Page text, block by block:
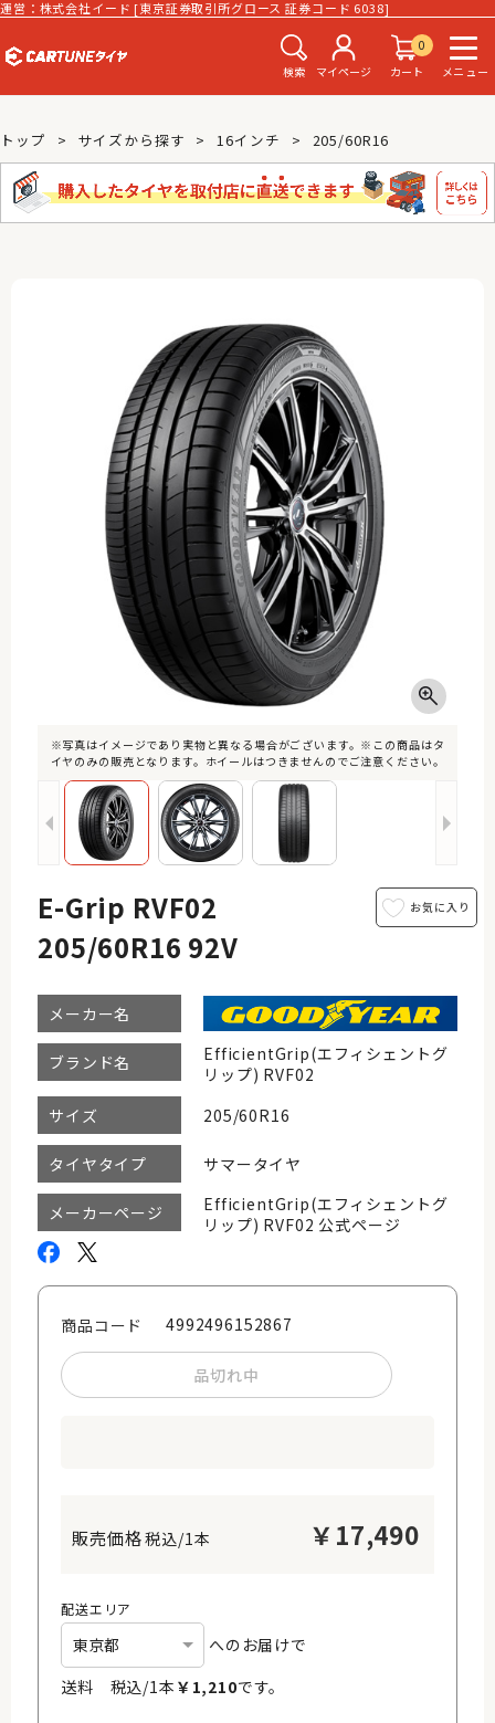
運営：株式会社イード [東京証券取引所グロース 証券コード 6038]
検索 マイページ
0
カート
メニュー
トップ サイズから探す 16インチ 205/60R16
※写真はイメージであり実物と異なる場合がございます。※この商品はタ
イヤのみの販売となります。ホイールはつきませんのでご注意ください。
E-Grip RVF02
205/60R16 92V
メーカー名
ブランド名
EfficientGrip(エフィシェントグ
リップ) RVF02
サイズ
205/60R16
タイヤタイプ サマータイヤ
メーカーページ
EfficientGrip(エフィシェントグ
リップ) RVF02 公式ページ
商品コード 4992496152867
品切れ中
税込/1本 ￥ 17,490
配送エリア
へのお届けで
送料 税込/1本 ￥ 1,210です。